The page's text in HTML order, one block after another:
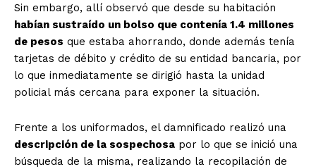
Sin embargo, allí observó que desde su habitación
habían sustraído un bolso que contenía 1.4 millones
de pesos que estaba ahorrando, donde además tenía
tarjetas de débito y crédito de su entidad bancaria, por
lo que inmediatamente se dirigió hasta la unidad
policial más cercana para exponer la situación.
Frente a los uniformados, el damnificado realizó una
descripción de la sospechosa por lo que se inició una
búsqueda de la misma, realizando la recopilación de